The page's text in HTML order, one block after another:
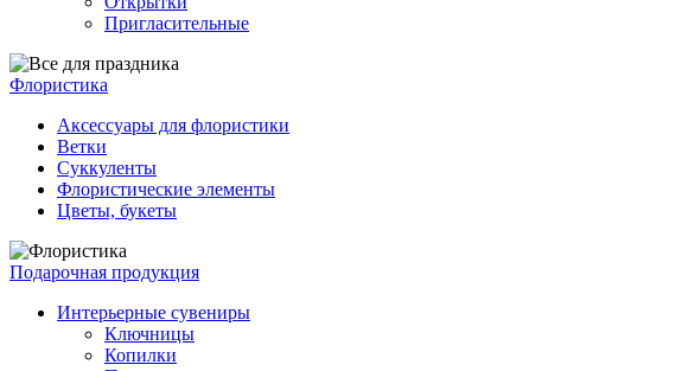
Пригласительные
Флористика
Аксессуары для флористики
Ветки
Суккуленты
Флористические элементы
Цветы, букеты
Подарочная продукция
Интерьерные сувениры
Ключницы
Копилки